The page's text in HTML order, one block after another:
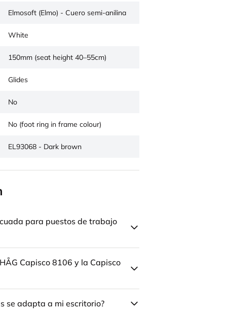
Elmosoft (Elmo) - Cuero semi-anilina
White
150mm (seat height 40–55cm)
Glides
No
No (foot ring in frame colour)
EL93068 - Dark brown
para puestos de trabajo
Capisco 8106 y la Capisco
se adapta a mi escritorio?